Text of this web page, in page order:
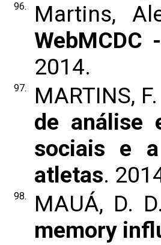
96.
Martins,
2014.
97.
MARTINS,
de análise
sociais e
atletas.
98. MAUÁ, D. D.
memory